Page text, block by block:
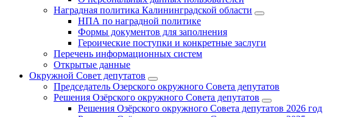
Наградная политика Калининградской области
НПА по наградной политике
Формы документов для заполнения
Героические поступки и конкретные заслуги
Перечень информационных систем
Открытые данные
Окружной Совет депутатов
Председатель Озерского окружного Совета депутатов
Решения Озёрского окружного Совета депутатов
Решения Озёрского окружного Совета депутатов 2026 год